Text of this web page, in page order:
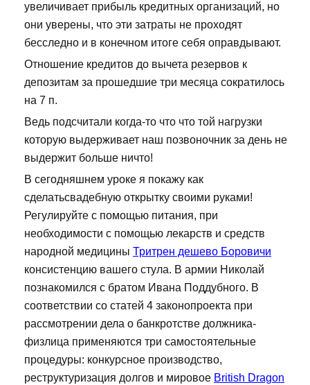
увеличивает прибыль кредитных организаций, но
они уверены, что эти затраты не проходят
бесследно и в конечном итоге себя оправдывают.
Отношение кредитов до вычета резервов к
депозитам за прошедшие три месяца сократилось
на 7 п.
Ведь подсчитали когда-то что что той нагрузки
которую выдерживает наш позвоночник за день не
выдержит больше ничто!
В сегодняшнем уроке я покажу как
сделатьсвадебную открытку своими руками!
Регулируйте с помощью питания, при
необходимости с помощью лекарств и средств
народной медицины Тритрен дешево Боровичи
консистенцию вашего стула. В армии Николай
познакомился с братом Ивана Поддубного. В
соответствии со статей 4 законопроекта при
рассмотрении дела о банкротстве должника-
физлица применяются три самостоятельные
процедуры: конкурсное производство,
реструктуризация долгов и мировое British Dragon